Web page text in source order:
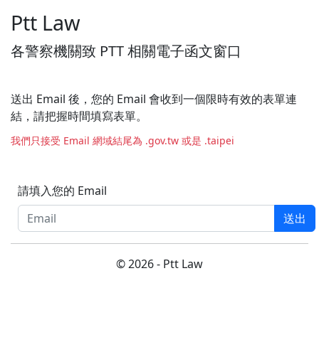
Ptt Law
各警察機關致 PTT 相關電子函文窗口
送出 Email 後，您的 Email 會收到一個限時有效的表單連
結，請把握時間填寫表單。
我們只接受 Email 網域結尾為 .gov.tw 或是 .taipei
請填入您的 Email
送出
© 2026 - Ptt Law